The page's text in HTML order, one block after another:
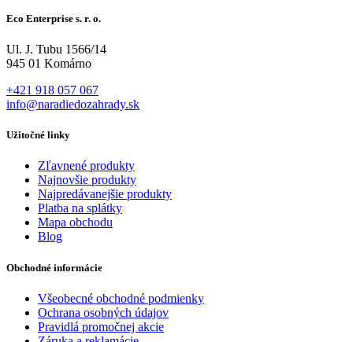
Eco Enterprise s. r. o.
Ul. J. Tubu 1566/14
945 01 Komárno
+421 918 057 067
info@naradiedozahrady.sk
Užitočné linky
Zľavnené produkty
Najnovšie produkty
Najpredávanejšie produkty
Platba na splátky
Mapa obchodu
Blog
Obchodné informácie
Všeobecné obchodné podmienky
Ochrana osobných údajov
Pravidlá promočnej akcie